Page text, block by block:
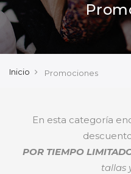
Inicio Promociones
En esta categoría
POR TIEMPO
tallas